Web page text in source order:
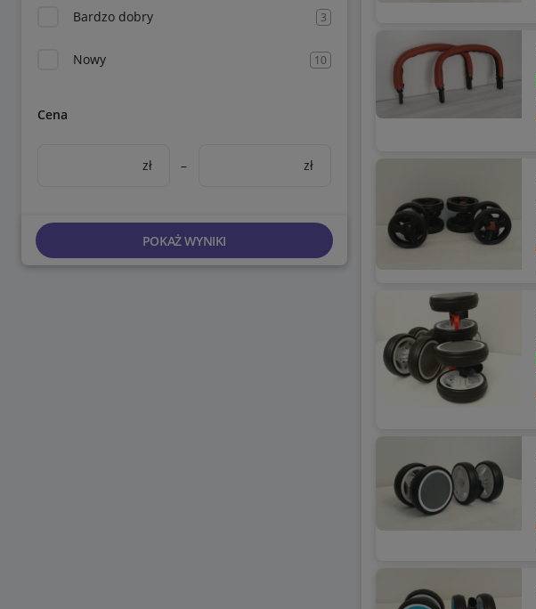
Bardzo dobry 3
Nowy 10
Cena
zł – zł
POKAŻ WYNIKI